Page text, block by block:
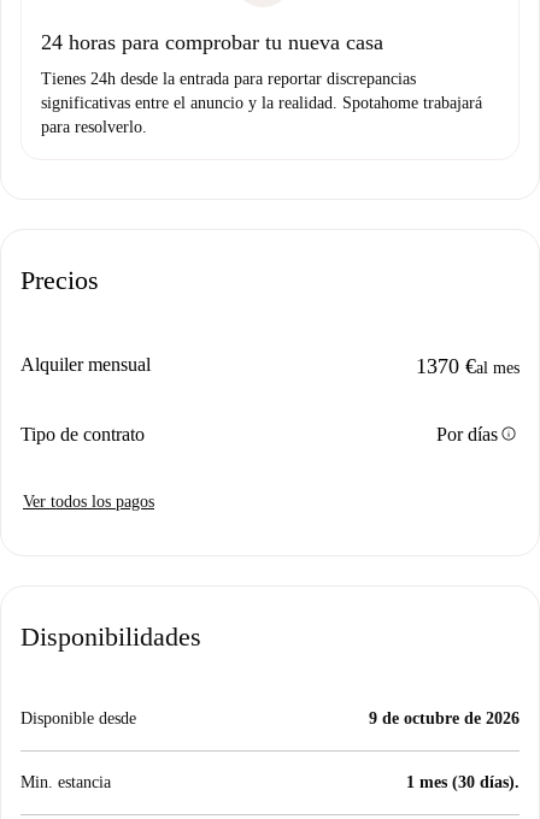
24 horas para comprobar tu nueva casa
Tienes 24h desde la entrada para reportar discrepancias
significativas entre el anuncio y la realidad. Spotahome trabajará
para resolverlo.
Precios
Alquiler mensual 1370 €al mes
Tipo de contrato Por díasinfo
Ver todos los pagos
Disponibilidades
Disponible desde 9 de octubre de 2026
Min. estancia 1 mes (30 días).